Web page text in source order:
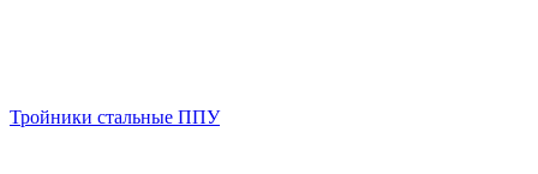
Тройники стальные ППУ